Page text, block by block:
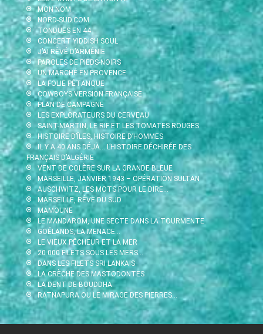
MON NOM
NORD-SUD.COM
TONDUES EN 44
CONCERT YIDDISH SOUL
J’AI RÊVÉ D’ARMÉNIE
PAROLES DE PIEDS-NOIRS
UN MARCHÉ EN PROVENCE
LA FOLIE PÉTANQUE
COWBOYS VERSION FRANÇAISE
PLAN DE CAMPAGNE
LES EXPLORATEURS DU CERVEAU
SAINT-MARTIN, LE RIF ET LES TOMATES ROUGES
HISTOIRE D’ÎLES, HISTOIRE D’HOMMES
IL Y A 40 ANS DÉJÀ… L’HISTOIRE DÉCHIRÉE DES
FRANÇAIS D’ALGÉRIE
VENT DE COLÈRE SUR LA GRANDE BLEUE
MARSEILLE, JANVIER 1943 – OPÉRATION SULTAN
AUSCHWITZ, LES MOTS POUR LE DIRE…
MARSEILLE, RÊVE DU SUD
MAMOUNE
LE MANDAROM, UNE SECTE DANS LA TOURMENTE
GOÉLANDS, LA MENACE…
LE VIEUX PÊCHEUR ET LA MER
20 000 FILETS SOUS LES MERS…
DANS LES FILETS SRI LANKAIS
LA CRÈCHE DES MASTODONTES
LA DENT DE BOUDDHA
RATNAPURA OU LE MIRAGE DES PIERRES…